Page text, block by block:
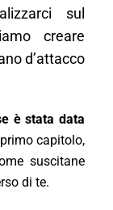
sul
creare
d’attacco
è stata data
capitolo,
suscitane
di te.